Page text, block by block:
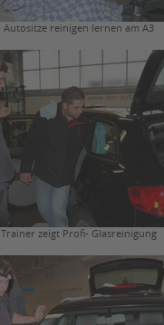
Autositze reinigen lernen am A3
Trainer zeigt Profi- Glasreinigung